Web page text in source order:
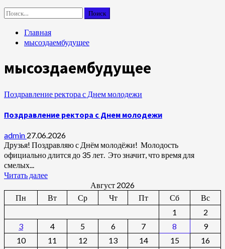
Найти:
Главная
мысоздаембудущее
мысоздаембудущее
Поздравление ректора с Днем молодежи
Поздравление ректора с Днем молодежи
admin 27.06.2026
Друзья! Поздравляю с Днём молодёжи! Молодость
официально длится до 35 лет. Это значит, что время для
смелых...
Читать далее
Август 2026
Пн
Вт Ср Чт Пт Сб
Вс
1
2
3
4 5 6 7 8
9
10
11 12 13 14 15
16